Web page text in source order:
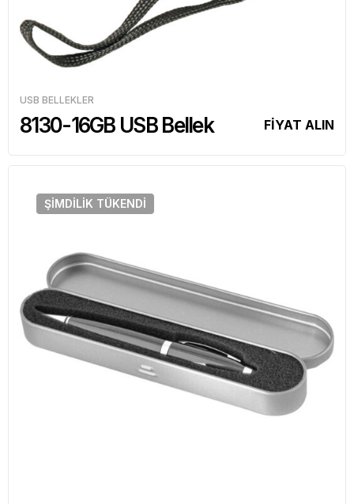
USB BELLEKLER
8130-16GB USB Bellek FİYAT ALIN
ŞIMDILIK TÜKENDI